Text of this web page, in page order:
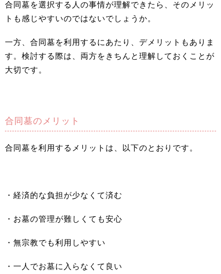
合同墓を選択する人の事情が理解できたら、そのメリッ
トも感じやすいのではないでしょうか。
一方、合同墓を利用するにあたり、デメリットもありま
す。検討する際は、両方をきちんと理解しておくことが
大切です。
合同墓のメリット
合同墓を利用するメリットは、以下のとおりです。
・経済的な負担が少なくて済む
・お墓の管理が難しくても安心
・無宗教でも利用しやすい
・一人でお墓に入らなくて良い